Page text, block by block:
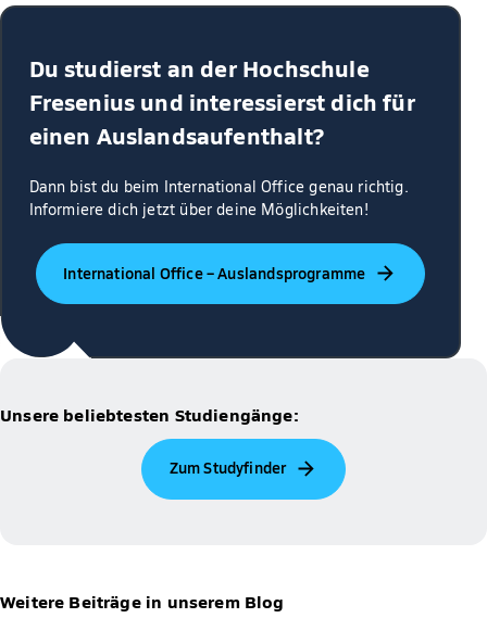
Du studierst an der Hochschule
Fresenius und interessierst dich für
einen Auslandsaufenthalt?
Dann bist du beim International Office genau richtig.
Informiere dich jetzt über deine Möglichkeiten!
International Office – Auslandsprogramme
Unsere beliebtesten Studiengänge:
Zum Studyfinder
Weitere Beiträge in unserem Blog